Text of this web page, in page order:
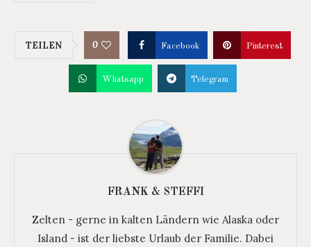
TEILEN 0 Facebook Pinterest
Whatsapp Telegram
FRANK & STEFFI
Zelten - gerne in kalten Ländern wie Alaska oder
Island - ist der liebste Urlaub der Familie. Dabei